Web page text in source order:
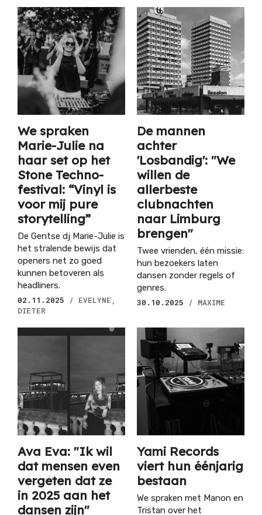
We spraken
Marie-Julie na
haar set op het
Stone Techno-
festival: “Vinyl is
voor mij pure
storytelling”
De Gentse dj Marie-Julie is
het stralende bewijs dat
openers net zo goed
kunnen betoveren als
headliners.
02.11.2025
/ EVELYNE,
DIETER
De mannen
achter
'Losbandig': "We
willen de
allerbeste
clubnachten
naar Limburg
brengen"
Twee vrienden, één missie:
hun bezoekers laten
dansen zonder regels of
genres.
30.10.2025
/ MAXIME
Ava Eva: "Ik wil
dat mensen even
vergeten dat ze
in 2025 aan het
dansen zijn"
Yami Records
viert hun éénjarig
bestaan
We spraken met Manon en
Tristan over het